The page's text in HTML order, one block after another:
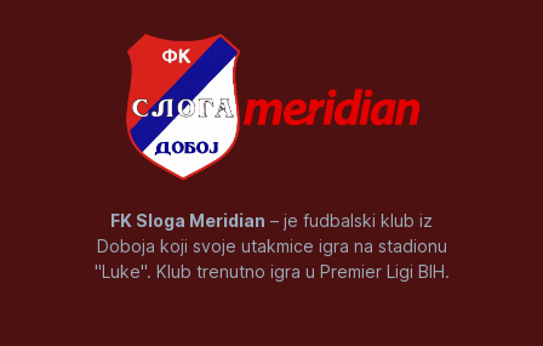
FK Sloga Meridian – je fudbalski klub iz
Doboja koji svoje utakmice igra na stadionu
"Luke". Klub trenutno igra u Premier Ligi BIH.